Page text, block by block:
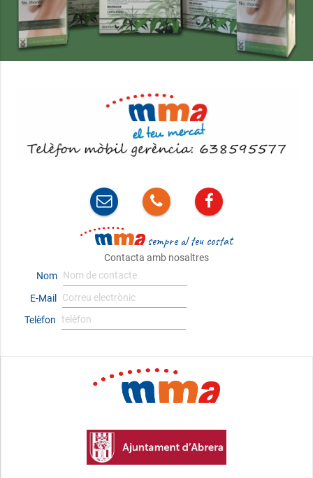
sempre al teu costat
Contacta amb nosaltres
Nom
E-Mail
Telèfon